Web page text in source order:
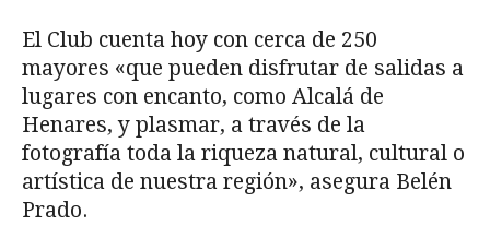
El Club cuenta hoy con cerca de 250
mayores «que pueden disfrutar de salidas a
lugares con encanto, como Alcalá de
Henares, y plasmar, a través de la
fotografía toda la riqueza natural, cultural o
artística de nuestra región», asegura Belén
Prado.